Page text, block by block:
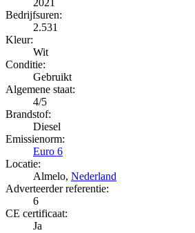
2021
Bedrijfsuren:
2.531
Kleur:
Wit
Conditie:
Gebruikt
Algemene staat:
4/5
Brandstof:
Diesel
Emissienorm:
Euro 6
Locatie:
Almelo, Nederland
Adverteerder referentie:
6
CE certificaat:
Ja